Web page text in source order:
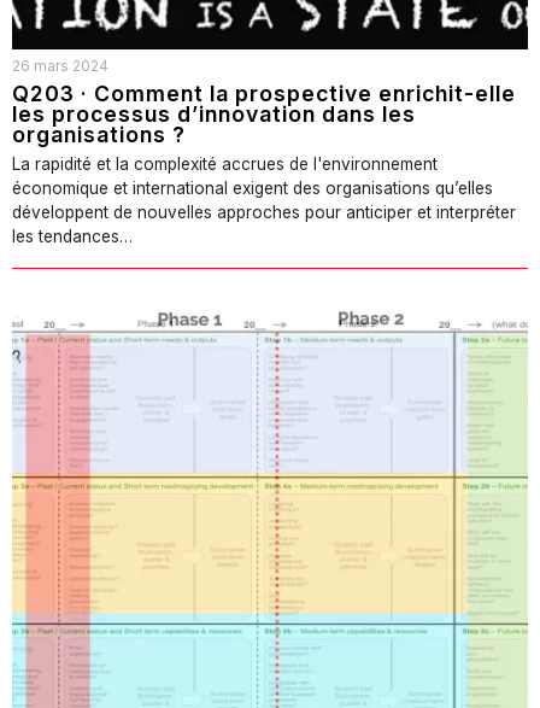
26 mars 2024
Q203 · Comment la prospective enrichit-elle
les processus d’innovation dans les
organisations ?
La rapidité et la complexité accrues de l'environnement
économique et international exigent des organisations qu’elles
développent de nouvelles approches pour anticiper et interpréter
les tendances…